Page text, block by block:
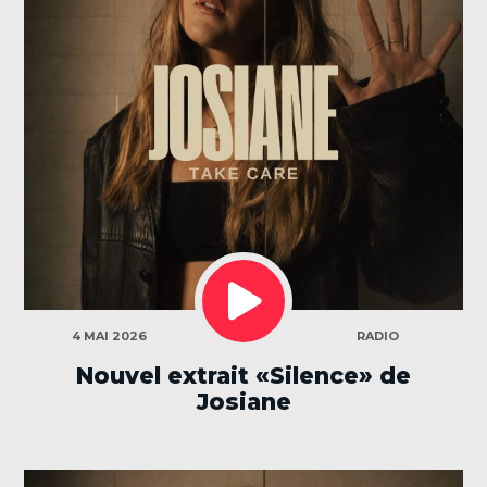
4 MAI 2026
LECTEUR
AUDIO
CATÉGORIES
RADIO
Nouvel extrait «Silence» de
Josiane